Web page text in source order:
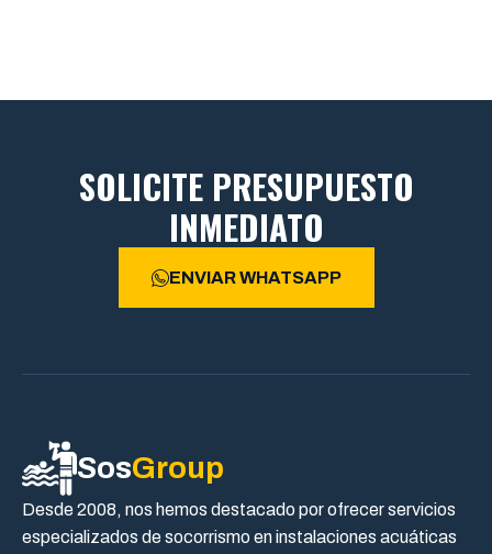
SOLICITE PRESUPUESTO
INMEDIATO
ENVIAR WHATSAPP
SosGroup
Desde 2008, nos hemos destacado por ofrecer servicios
especializados de socorrismo en instalaciones acuáticas